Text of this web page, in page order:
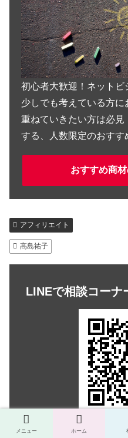
初心者大歓迎！ネットビ
少しでも考えている方
重ねていきたい方は必
する、人数限定のおすす
おすすめ商
アフィリエイト
高島祐子
LINEで相談コーナ
副業に関するお悩みや
メニュー ホーム